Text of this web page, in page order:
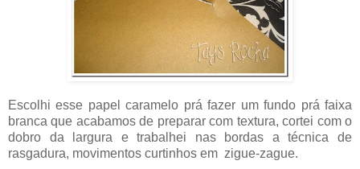
Escolhi esse papel caramelo prá fazer um fundo prá faixa
branca que acabamos de preparar com textura, cortei com o
dobro da largura e trabalhei nas bordas a técnica de
rasgadura, movimentos curtinhos em zigue-zague.